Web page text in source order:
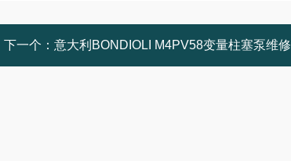
下一个： 意大利BONDIOLI M4PV58变量柱塞泵维修诊断方法